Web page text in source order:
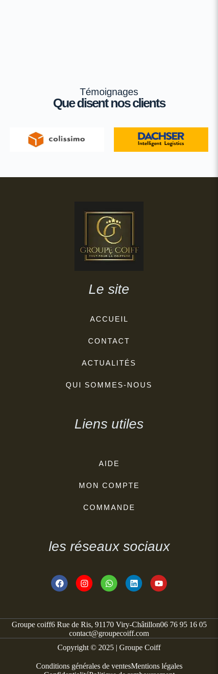
Témoignages
Que disent nos clients
Le site
ACCUEIL
CONTACT
ACTUALITÉS
QUI SOMMES-NOUS
Liens utiles
AIDE
MON COMPTE
COMMANDE
les réseaux sociaux
Groupe coiff6 Rue de Ris, 91170 Viry-Châtillon06 76 95 16 05
contact@groupecoiff.com
Copyright © 2025 | Groupe Coiff
Conditions générales de ventesMentions légales